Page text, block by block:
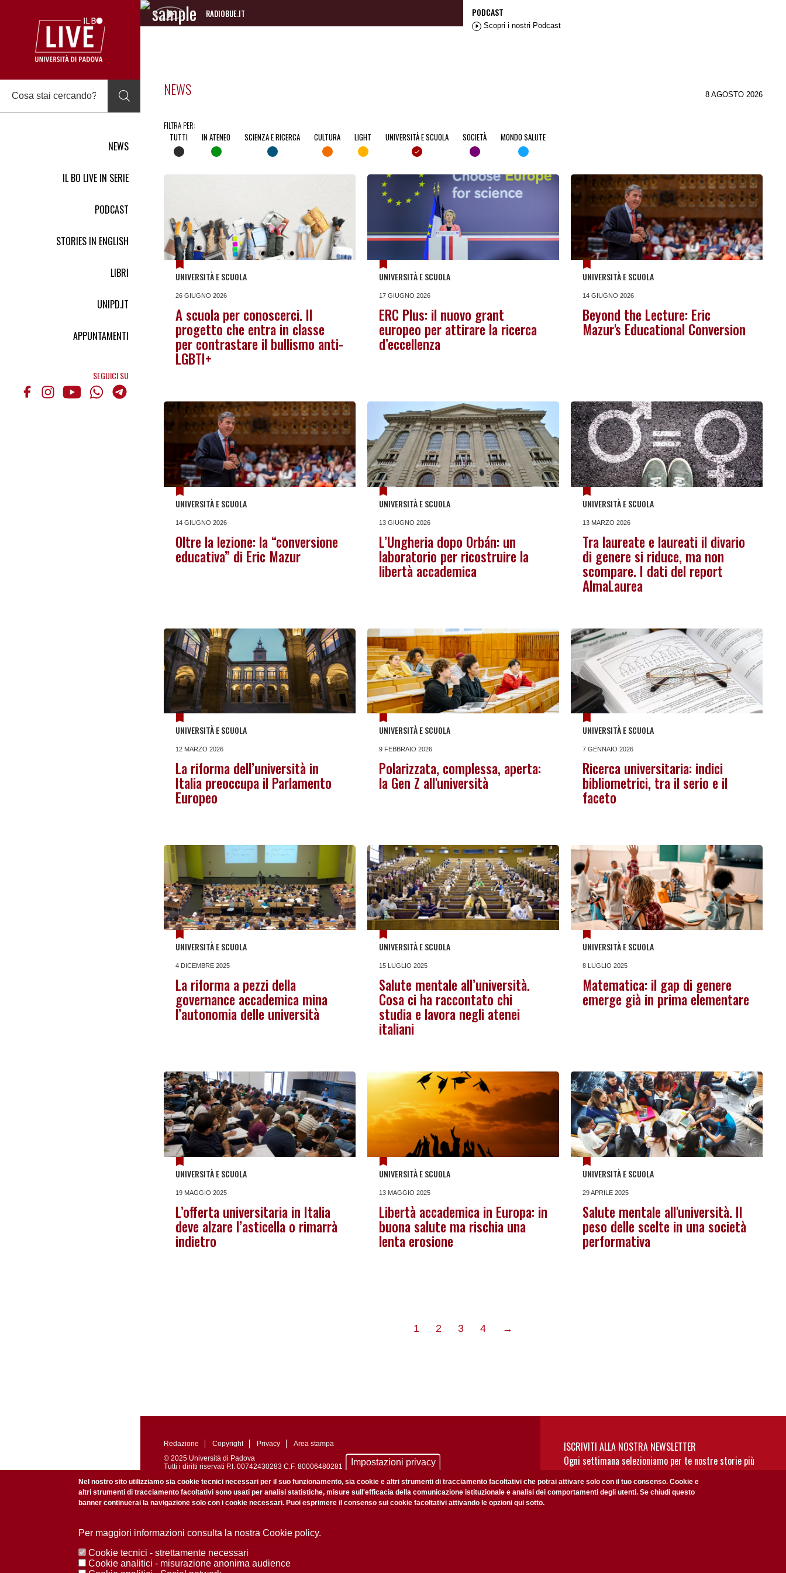
NEWS
IL BO LIVE IN SERIE
PODCAST
STORIES IN ENGLISH
LIBRI
UNIPD.IT
APPUNTAMENTI
SEGUICI SU
RADIOBUE.IT
Audio
PODCAST
Scopri i nostri Podcast
NEWS 8 AGOSTO 2026
FILTRA PER:
TUTTI
IN ATENEO SCIENZA E RICERCA CULTURA LIGHT UNIVERSITÀ E SCUOLA SOCIETÀ MONDO SALUTE
UNIVERSITÀ E SCUOLA
26 GIUGNO 2026
A scuola per conoscerci. Il
progetto che entra in classe
per contrastare il bullismo anti-
LGBTI+
UNIVERSITÀ E SCUOLA
17 GIUGNO 2026
ERC Plus: il nuovo grant
europeo per attirare la ricerca
d’eccellenza
UNIVERSITÀ E SCUOLA
14 GIUGNO 2026
Beyond the Lecture: Eric
Mazur's Educational Conversion
UNIVERSITÀ E SCUOLA
14 GIUGNO 2026
Oltre la lezione: la “conversione
educativa” di Eric Mazur
UNIVERSITÀ E SCUOLA
13 GIUGNO 2026
L’Ungheria dopo Orbán: un
laboratorio per ricostruire la
libertà accademica
UNIVERSITÀ E SCUOLA
13 MARZO 2026
Tra laureate e laureati il divario
di genere si riduce, ma non
scompare. I dati del report
AlmaLaurea
UNIVERSITÀ E SCUOLA
12 MARZO 2026
La riforma dell’università in
Italia preoccupa il Parlamento
Europeo
UNIVERSITÀ E SCUOLA
9 FEBBRAIO 2026
Polarizzata, complessa, aperta:
la Gen Z all'università
UNIVERSITÀ E SCUOLA
7 GENNAIO 2026
Ricerca universitaria: indici
bibliometrici, tra il serio e il
faceto
UNIVERSITÀ E SCUOLA
4 DICEMBRE 2025
La riforma a pezzi della
governance accademica mina
l’autonomia delle università
UNIVERSITÀ E SCUOLA
15 LUGLIO 2025
Salute mentale all’università.
Cosa ci ha raccontato chi
studia e lavora negli atenei
italiani
UNIVERSITÀ E SCUOLA
8 LUGLIO 2025
Matematica: il gap di genere
emerge già in prima elementare
UNIVERSITÀ E SCUOLA
19 MAGGIO 2025
L’offerta universitaria in Italia
deve alzare l’asticella o rimarrà
indietro
UNIVERSITÀ E SCUOLA
13 MAGGIO 2025
Libertà accademica in Europa: in
buona salute ma rischia una
lenta erosione
UNIVERSITÀ E SCUOLA
29 APRILE 2025
Salute mentale all'università. Il
peso delle scelte in una società
performativa
1 2 3 4 →
ISCRIVITI ALLA NOSTRA NEWSLETTER
Ogni settimana selezioniamo per te nostre storie più
rilevanti: non perderti gli aggiornamenti della nostra
newsletter
Redazione Copyright Privacy
Area stampa
© 2025 Università di Padova
Tutti i diritti riservati P.I. 00742430283 C.F. 80006480281
Impostazioni privacy
Nel nostro sito utilizziamo sia cookie tecnici necessari per il suo funzionamento, sia cookie e altri strumenti di tracciamento facoltativi che potrai attivare solo con il tuo consenso. Cookie e
altri strumenti di tracciamento facoltativi sono usati per analisi statistiche, misure sull'efficacia della comunicazione istituzionale e analisi dei comportamenti degli utenti. Se chiudi questo
banner continuerai la navigazione solo con i cookie necessari. Puoi esprimere il consenso sui cookie facoltativi attivando le opzioni qui sotto.
Per maggiori informazioni consulta la nostra Cookie policy.
Cookie tecnici - strettamente necessari
Cookie analitici - misurazione anonima audience